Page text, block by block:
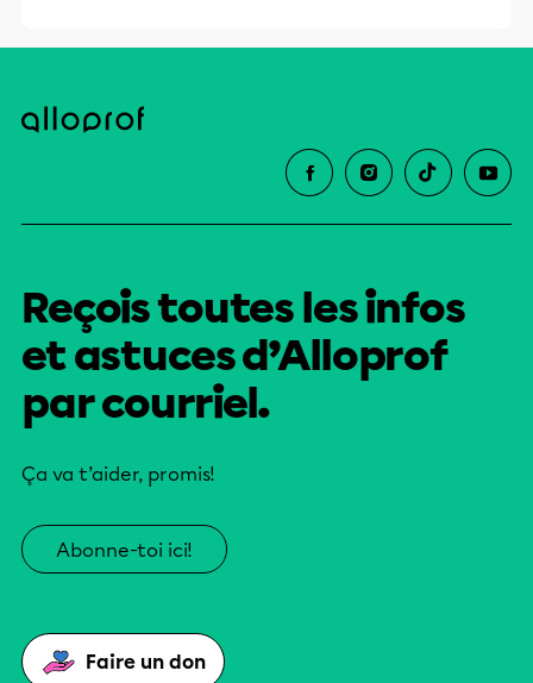
Reçois toutes les infos
et astuces d’Alloprof
par courriel.
Ça va t’aider, promis!
Abonne-toi ici!
Faire un don